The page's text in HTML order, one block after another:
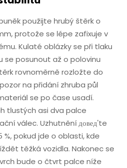
použijte hrubý štěrk o
protože se lépe zafixuje v
Kulaté oblázky se při tlaku
se posunout až o polovinu
rovnoměrně rozložte do
na přidání zhruba půl
se po čase usadí.
tlustých asi dva palce
válec. Uzhutnění довед'te
pokud jde o oblasti, kde
těžká vozidla. Nakonec se
bude o čtvrt palce níže